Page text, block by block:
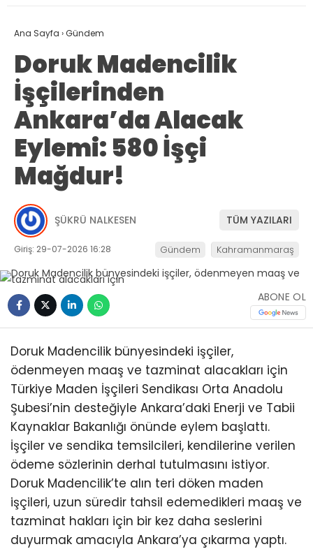
Ana Sayfa ›Gündem
Doruk Madencilik
İşçilerinden
Ankara’da Alacak
Eylemi: 580 İşçi
Mağdur!
ŞÜKRÜ NALKESEN TÜM YAZILARI
Giriş: 29-07-2026 16:28 Gündem Kahramanmaraş
ABONE OL
Doruk Madencilik bünyesindeki işçiler,
ödenmeyen maaş ve tazminat alacakları için
Türkiye Maden İşçileri Sendikası Orta Anadolu
Şubesi’nin desteğiyle Ankara’daki Enerji ve Tabii
Kaynaklar Bakanlığı önünde eylem başlattı.
İşçiler ve sendika temsilcileri, kendilerine verilen
ödeme sözlerinin derhal tutulmasını istiyor.
Doruk Madencilik’te alın teri döken maden
işçileri, uzun süredir tahsil edemedikleri maaş ve
tazminat hakları için bir kez daha seslerini
duyurmak amacıyla Ankara’ya çıkarma yaptı.